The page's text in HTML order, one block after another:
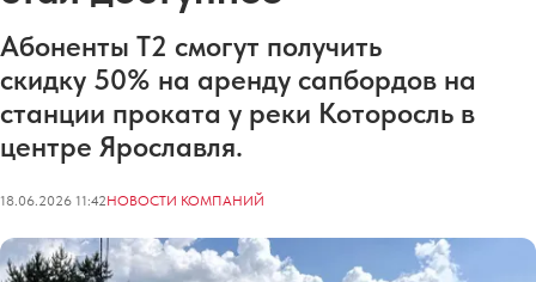
Абоненты T2 смогут получить
скидку 50% на аренду сапбордов на
станции проката у реки Которосль в
центре Ярославля.
18.06.2026 11:42НОВОСТИ КОМПАНИЙ